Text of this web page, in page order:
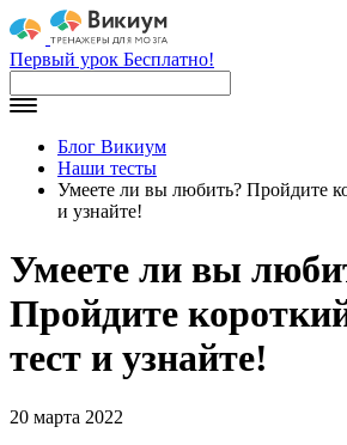
Первый урок Бесплатно!
Блог Викиум
Наши тесты
Умеете ли вы любить? Пройдите
и узнайте!
Умеете ли вы
Пройдите
тест и узнайте!
20 марта 2022